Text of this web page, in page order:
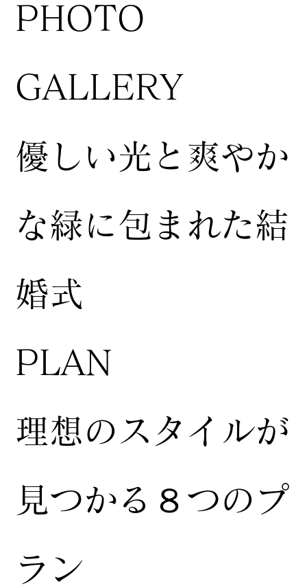
​PHOTO
GALLERY
​優しい光と爽やか
な緑に包まれた結
婚式
​PLAN
​理想のスタイルが
見つかる８つのプ
ラン